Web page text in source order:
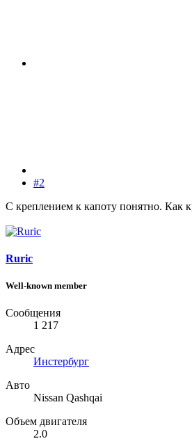
#2
С креплением к капоту понятно. Как
Ruric
Well-known member
Сообщения
1 217
Адрес
Инстербург
Авто
Nissan Qashqai
Объем двигателя
2.0